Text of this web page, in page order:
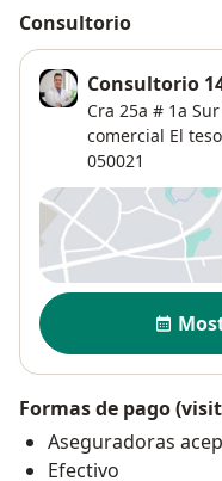
Consultorio
Consultorio
Cra 25a # 1a
comercial El
050021
Disponibilidad
Formas de pago
Aseguradoras
Efectivo